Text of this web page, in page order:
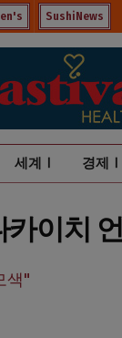
SushiNews
세계Ⅰ 경제Ⅰ
카이치
색"